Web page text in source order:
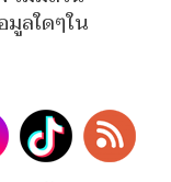
มูลใดๆใน